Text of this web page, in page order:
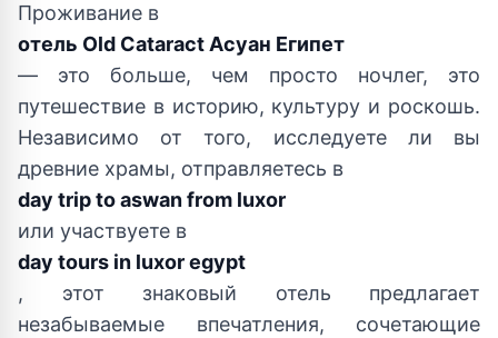
Проживание в
отель Old Cataract Асуан Египет
— это больше, чем просто ночлег, это
путешествие в историю, культуру и роскошь.
Независимо от того, исследуете ли вы
древние храмы, отправляетесь в
day trip to aswan from luxor
или участвуете в
day tours in luxor egypt
, этот знаковый отель предлагает
незабываемые впечатления, сочетающие